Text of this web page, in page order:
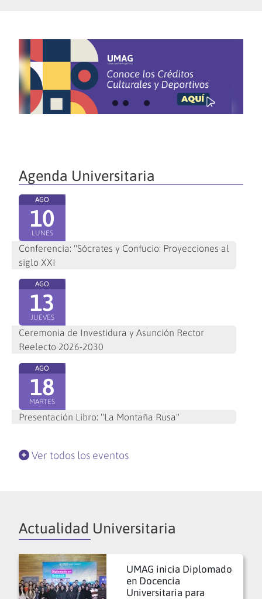
Agenda Universitaria
AGO
10
LUNES
Conferencia: "Sócrates y Confucio: Proyecciones al
siglo XXI
AGO
13
JUEVES
Ceremonia de Investidura y Asunción Rector
Reelecto 2026-2030
AGO
18
MARTES
Presentación Libro: "La Montaña Rusa"
Ver todos los eventos
Actualidad Universitaria
UMAG inicia Diplomado
en Docencia
Universitaria para